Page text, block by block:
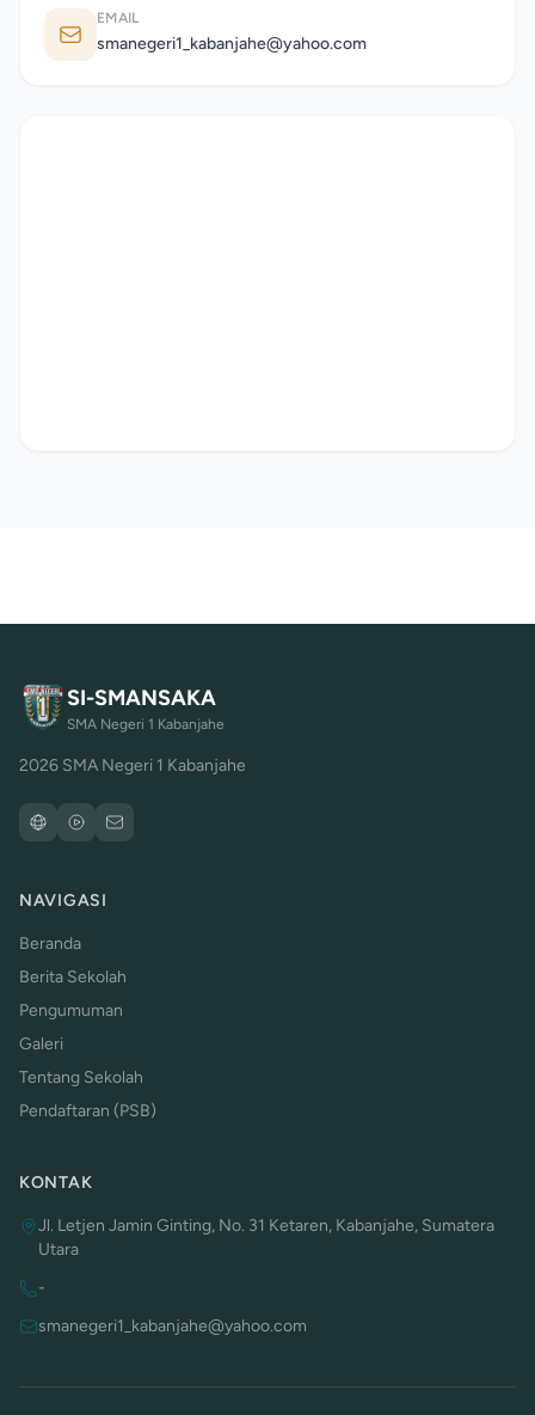
EMAIL
smanegeri1_kabanjahe@yahoo.com
SI-SMANSAKA
SMA Negeri 1 Kabanjahe
2026 SMA Negeri 1 Kabanjahe
NAVIGASI
Beranda
Berita Sekolah
Pengumuman
Galeri
Tentang Sekolah
Pendaftaran (PSB)
KONTAK
Jl. Letjen Jamin Ginting, No. 31 Ketaren, Kabanjahe, Sumatera
Utara
-
smanegeri1_kabanjahe@yahoo.com